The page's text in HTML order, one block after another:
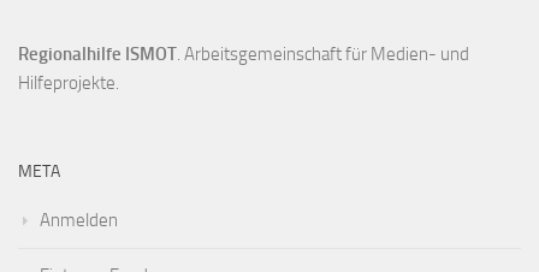
Regionalhilfe ISMOT. Arbeitsgemeinschaft für Medien- und
Hilfeprojekte.
META
Anmelden